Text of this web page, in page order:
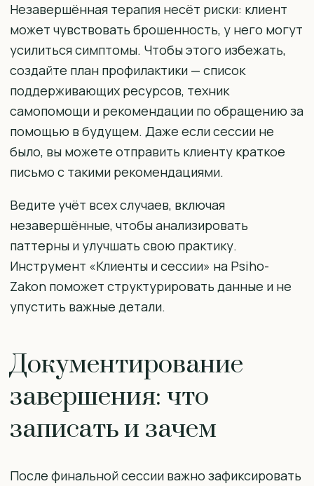
Незавершённая терапия несёт риски: клиент
может чувствовать брошенность, у него могут
усилиться симптомы. Чтобы этого избежать,
создайте план профилактики — список
поддерживающих ресурсов, техник
самопомощи и рекомендации по обращению за
помощью в будущем. Даже если сессии не
было, вы можете отправить клиенту краткое
письмо с такими рекомендациями.
Ведите учёт всех случаев, включая
незавершённые, чтобы анализировать
паттерны и улучшать свою практику.
Инструмент «Клиенты и сессии» на Psiho-
Zakon поможет структурировать данные и не
упустить важные детали.
Документирование
завершения: что
записать и зачем
После финальной сессии важно зафиксировать